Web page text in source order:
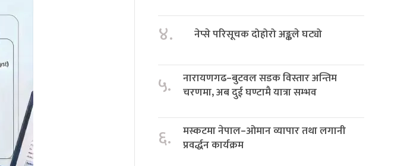
४. नेप्से परिसूचक दोहोरो अङ्कले घट्यो
५.
नारायणगढ–बुटवल सडक विस्तार अन्तिम
चरणमा, अब दुई घण्टामै यात्रा सम्भव
६.
मस्कटमा नेपाल–ओमान व्यापार तथा लगानी
प्रवर्द्धन कार्यक्रम